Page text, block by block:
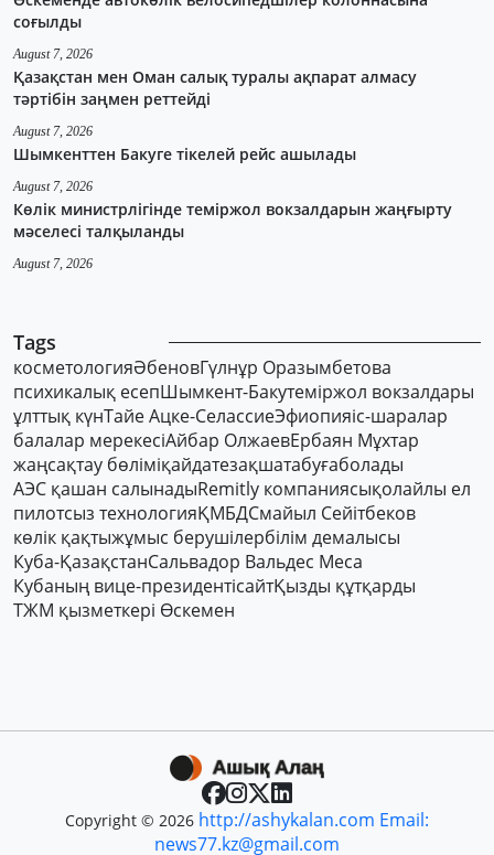
соғылды
August 7, 2026
Қазақстан мен Оман салық туралы ақпарат алмасу
тәртібін заңмен реттейді
August 7, 2026
Шымкенттен Бакуге тікелей рейс ашылады
August 7, 2026
Көлік министрлігінде теміржол вокзалдарын жаңғырту
мәселесі талқыланды
August 7, 2026
Tags
косметологияӘбеновГүлнұр Оразымбетова
психикалық есепШымкент-Бакутеміржол вокзалдары
ұлттық күнТайе Ацке-СелассиеЭфиопияіс-шаралар
балалар мерекесіАйбар ОлжаевЕрбаян Мұхтар
жаңсақтау бөліміқайдатезақшатабуғаболады
АЭС қашан салынадыRemitly компаниясықолайлы ел
пилотсыз технологияҚМБДСмайыл Сейітбеков
көлік қақтыжұмыс берушілербілім демалысы
Куба-ҚазақстанСальвадор Вальдес Меса
Кубаның вице-президентісайтҚызды құтқарды
ТЖМ қызметкері Өскемен
Copyright © 2026 http://ashykalan.com Email:
news77.kz@gmail.com